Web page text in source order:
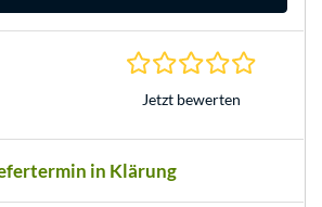
Jetzt bewerten
in Klärung